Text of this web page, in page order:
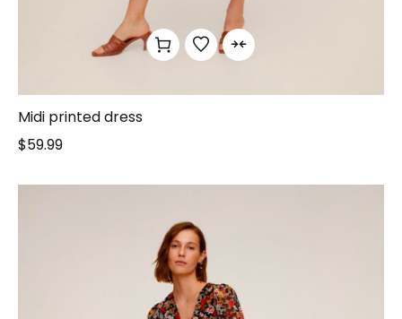
Midi printed dress
$59.99